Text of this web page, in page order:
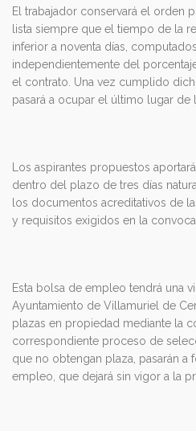
El trabajador conservará el orden
lista siempre que el tiempo de la
inferior a noventa días,
independientemente del
el contrato. Una vez cumplido
pasará a ocupar el último lugar de
Los aspirantes propuestos
dentro del plazo de tres días
los documentos acreditativos de
y requisitos exigidos en la
Esta bolsa de empleo tendrá una
Ayuntamiento de Villamuriel de
plazas en propiedad mediante la
correspondiente proceso de
que no obtengan plaza, pasarán a
empleo, que dejará sin vigor a la